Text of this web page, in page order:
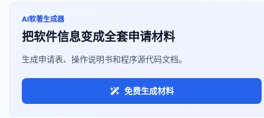
AI软著生成器
把软件信息变成全套申请材料
生成申请表、操作说明书和程序源代码文档。
免费生成材料